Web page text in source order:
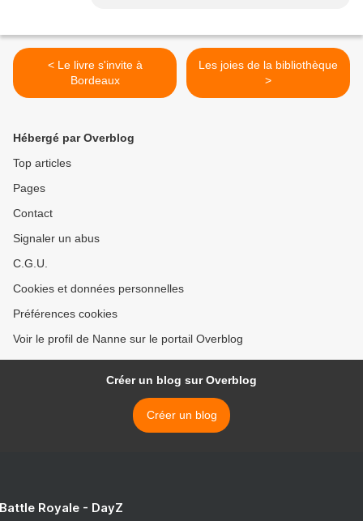
< Le livre s'invite à
Bordeaux
Les joies de la bibliothèque
>
Hébergé par Overblog
Top articles
Pages
Contact
Signaler un abus
C.G.U.
Cookies et données personnelles
Préférences cookies
Voir le profil de Nanne sur le portail Overblog
Créer un blog sur Overblog
Créer un blog
Royale - DayZ